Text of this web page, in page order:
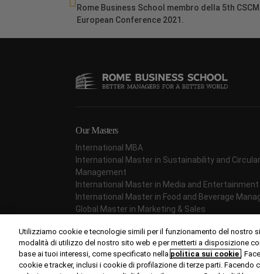
Rome Business School membro della 5th
European Conference 2021.
Our Masters
International MBA
International Master in Sustainability and
Management
International Master in Media and Entertainment
International Master in Food and Beverage
Global Master in Marketing & Sales
International Master in Fashion Management
Utilizziamo cookie e tecnologie simili per il funzionamento del nostro
modalità di utilizzo del nostro sito web e per metterti a disposizione
base ai tuoi interessi, come specificato nella politica sui cookie .
cookie e tracker, inclusi i cookie di profilazione di terze parti. Facendo